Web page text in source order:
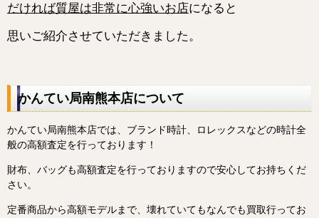
だければ質屋は非常に心強いお店になると
思いご紹介させていただきました。
かんてい局南熊本店について
かんてい局南熊本店では、ブランド時計、ロレックスなどの時計全
般の高額査定を行っております！
財布、バッグも高額査定を行っておりますので安心してお持ちくだ
さい。
定番商品から高額モデルまで、壊れていてもなんでも買取行ってお